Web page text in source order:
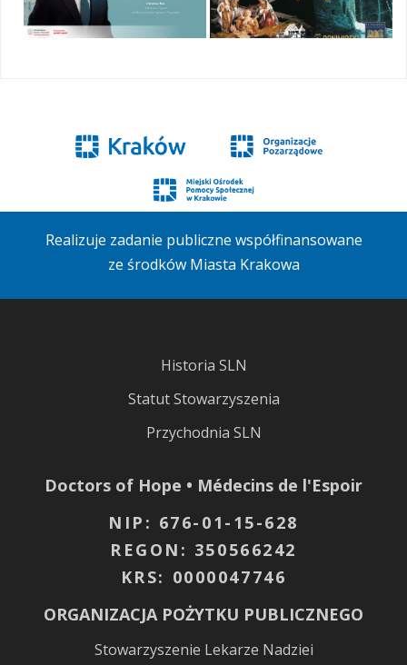
Realizuje zadanie publiczne współfinansowane
ze środków Miasta Krakowa
Historia SLN
Statut Stowarzyszenia
Przychodnia SLN
Doctors of Hope • Médecins de l'Espoir
NIP: 676-01-15-628
REGON: 350566242
KRS: 0000047746
ORGANIZACJA POŻYTKU PUBLICZNEGO
Stowarzyszenie Lekarze Nadziei